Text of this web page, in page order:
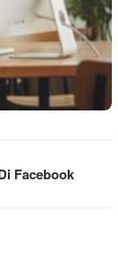
Facebook